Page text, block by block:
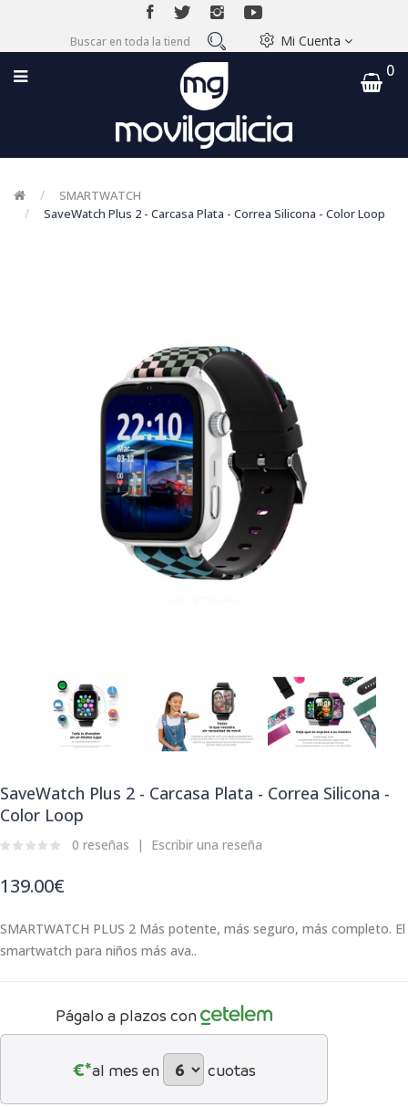
Mi Cuenta
0
SMARTWATCH
SaveWatch Plus 2 - Carcasa Plata - Correa Silicona - Color Loop
SaveWatch Plus 2 - Carcasa Plata - Correa Silicona -
Color Loop
0 reseñas Escribir una reseña
139.00€
SMARTWATCH PLUS 2 Más potente, más seguro, más completo. El
smartwatch para niños más ava..
Págalo a plazos con
€*al mes en cuotas